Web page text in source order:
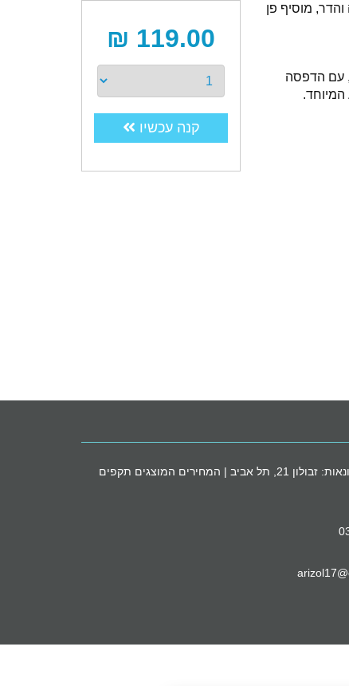
119.00 ₪
קנה עכשיו
מוסיף פן
עם הדפסה
חנות הסיטונאות: זבולון 21, תל אביב | המחירים המוצגים תקפים